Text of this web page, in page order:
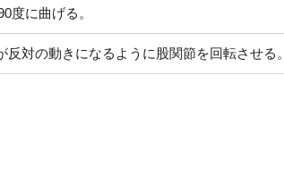
度に曲げる。
反対の動きになるように股関節を回転させる。